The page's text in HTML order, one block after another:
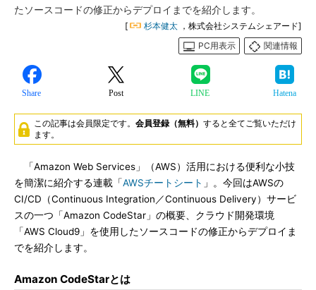
たソースコードの修正からデプロイまでを紹介します。
[ 杉本健太 ，株式会社システムシェアード]
PC用表示
関連情報
Share Post LINE Hatena
この記事は会員限定です。 会員登録（無料） すると全てご覧いただけ
ます。
「Amazon Web Services」（AWS）活用における便利な小技
を簡潔に紹介する連載「AWSチートシート 」。今回はAWSの
CI/CD（Continuous Integration／Continuous Delivery）サービ
スの一つ「Amazon CodeStar」の概要、クラウド開発環境
「AWS Cloud9」を使用したソースコードの修正からデプロイま
でを紹介します。
Amazon CodeStarとは